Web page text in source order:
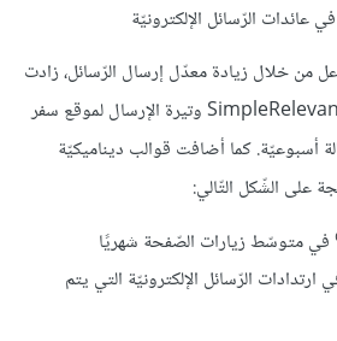
من خلال زيادة معدّل إرسال الرّسائل، زادت
شركة التّسويق الرّقمي SimpleRelevance وتيرة الإرسال لموقع سفر
أسبوعيّة. كما أضافت قوالب ديناميكيّة
على الشّكل التّالي:
60% في ارتدادات الرّسائل الإلكترونيّة التي يتم